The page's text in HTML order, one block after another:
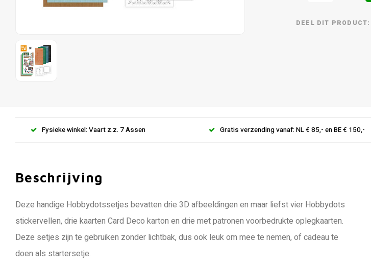
DEEL DIT PRODUCT:
Fysieke winkel: Vaart z.z. 7 Assen Gratis verzending vanaf: NL € 85,- en BE € 150,-
Beschrijving
Deze handige Hobbydotssetjes bevatten drie 3D afbeeldingen en maar liefst vier Hobbydots
stickervellen, drie kaarten Card Deco karton en drie met patronen voorbedrukte oplegkaarten.
Deze setjes zijn te gebruiken zonder lichtbak, dus ook leuk om mee te nemen, of cadeau te
doen als startersetje.